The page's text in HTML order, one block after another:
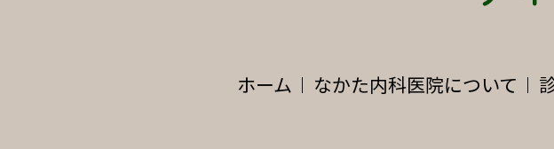
ホーム なかた内科医院について